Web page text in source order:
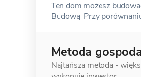
Ten dom możesz
Budową. Przy
Metoda
Najtańsza metoda -